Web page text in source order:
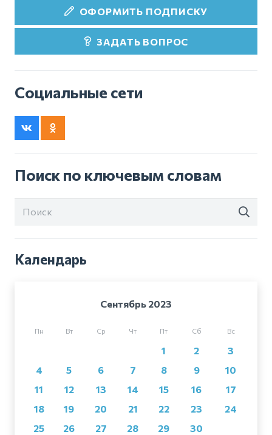
ОФОРМИТЬ ПОДПИСКУ
ЗАДАТЬ ВОПРОС
Социальные сети
Поиск по ключевым словам
Календарь
Сентябрь 2023
Пн Вт Ср Чт Пт Сб Вс
1 2
3
4
5 6 7 8 9
10
11
12 13 14 15 16
17
18
19 20 21 22 23
24
25
26 27 28 29 30